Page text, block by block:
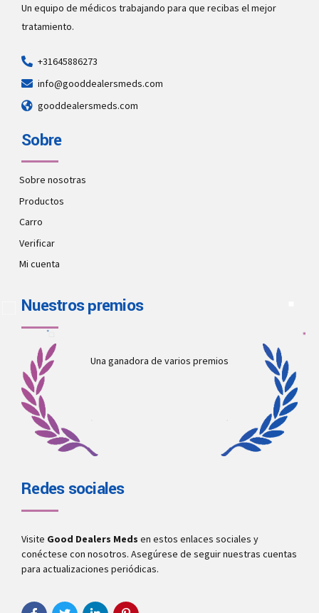
Un equipo de médicos trabajando para que recibas el mejor
tratamiento.
+31645886273
info@gooddealersmeds.com
gooddealersmeds.com
Sobre
Sobre nosotras
Productos
Carro
Verificar
Mi cuenta
Nuestros premios
Una ganadora de varios premios
Redes sociales
Visite Good Dealers Meds en estos enlaces sociales y
conéctese con nosotros. Asegúrese de seguir nuestras cuentas
para actualizaciones periódicas.